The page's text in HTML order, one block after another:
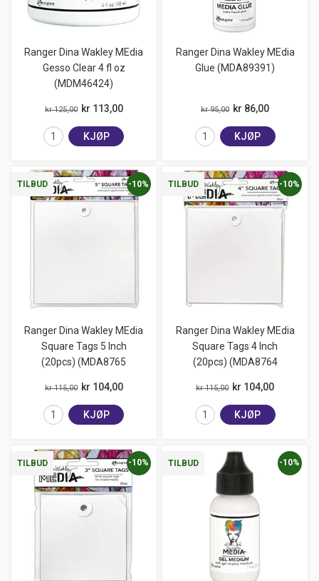
Ranger Dina Wakley MEdia
Gesso Clear 4 fl oz
(MDM46424)
kr 125,00 kr 113,00
KJØP
Ranger Dina Wakley MEdia
Glue (MDA89391)
kr 95,00 kr 86,00
KJØP
TILBUD
Ranger Dina Wakley MEdia
Square Tags 5 Inch
(20pcs) (MDA8765
-10%
kr 115,00 kr 104,00
KJØP
TILBUD
Ranger Dina Wakley MEdia
Square Tags 4 Inch
(20pcs) (MDA8764
-10%
kr 115,00 kr 104,00
KJØP
TILBUD -10% TILBUD -10%